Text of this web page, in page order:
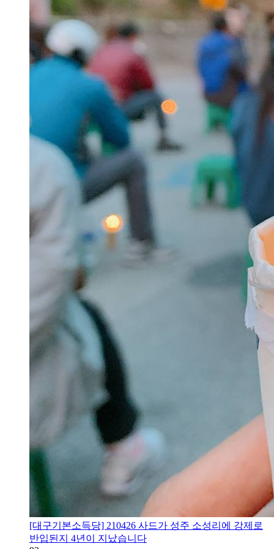
[대구기본소득당] 210426 사드가 성주 소성리에 강제로
반입된지 4년이 지났습니다